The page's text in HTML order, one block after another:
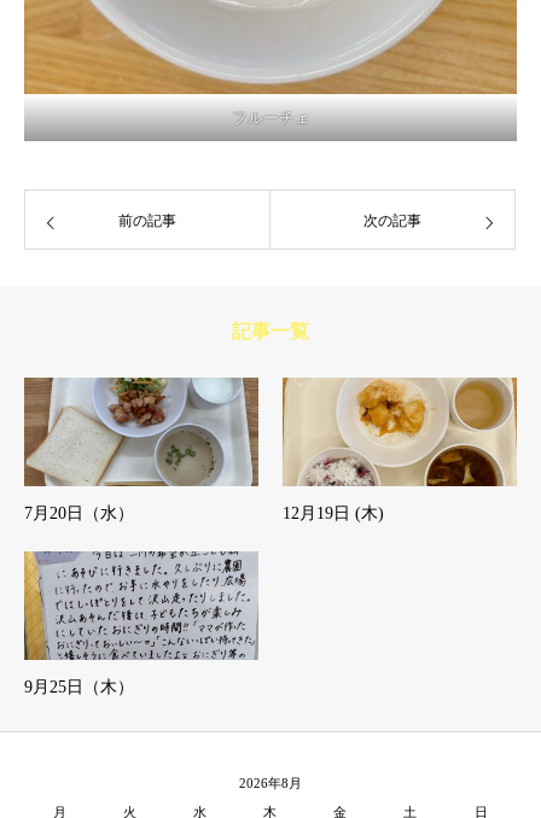
フルーチェ
前の記事 次の記事
記事一覧
7月20日（水） 12月19日 (木)
9月25日（木）
2026年8月
月
火 水 木 金 土 日